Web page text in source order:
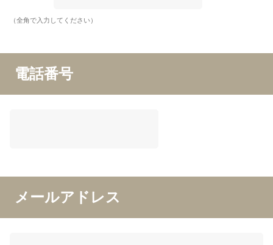
（全角で入力してください）
電話番号
メールアドレス